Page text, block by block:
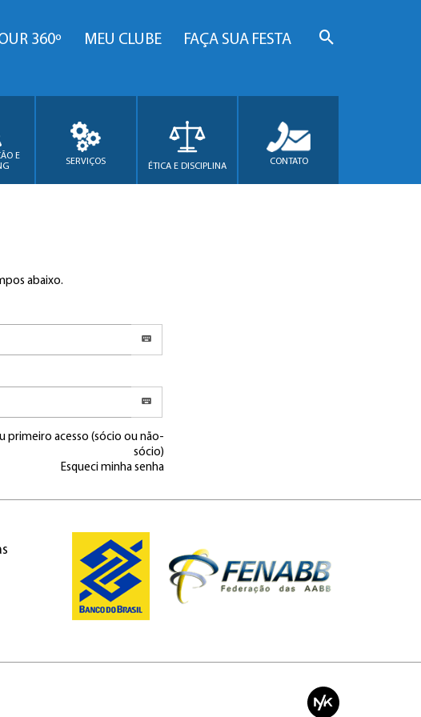
360º MEU CLUBE FAÇA SUA FESTA
E
SERVIÇOS ÉTICA E DISCIPLINA CONTATO
abaixo.
primeiro acesso (sócio ou não-
sócio)
Esqueci minha senha